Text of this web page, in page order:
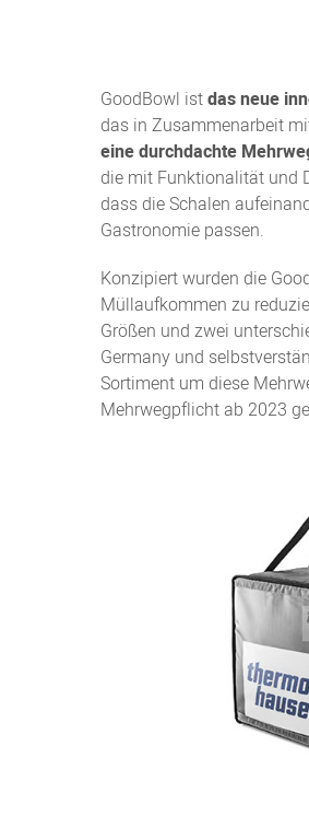
GoodBowl istdas neue
das in Zusammenarbeit
eine durchdachte
die mit Funktionalität und
dass die Schalen
Gastronomie passen.
Konzipiert wurden die
Müllaufkommen zu
Größen und zwei
Germany und
Sortiment um diese
Mehrwegpflicht ab 2023